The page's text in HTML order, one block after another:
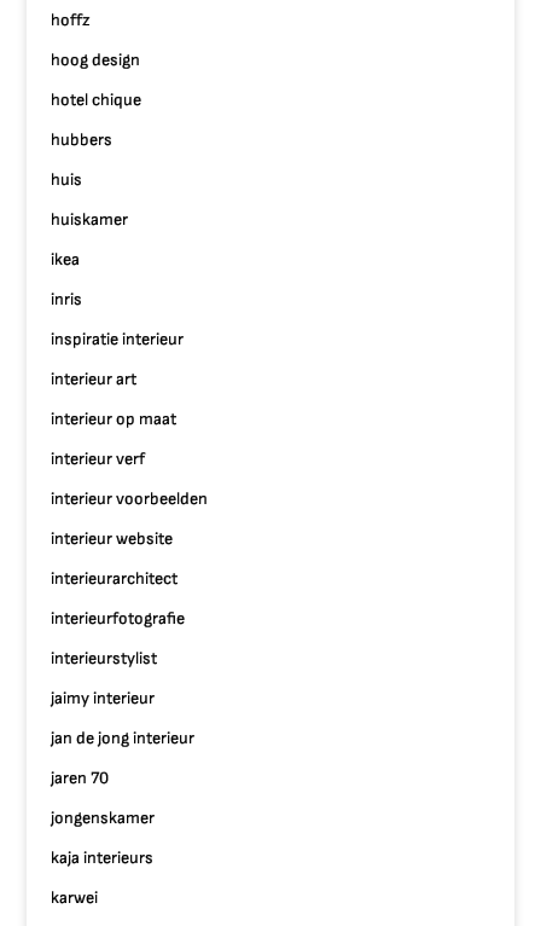
hoffz
hoog design
hotel chique
hubbers
huis
huiskamer
ikea
inris
inspiratie interieur
interieur art
interieur op maat
interieur verf
interieur voorbeelden
interieur website
interieurarchitect
interieurfotografie
interieurstylist
jaimy interieur
jan de jong interieur
jaren 70
jongenskamer
kaja interieurs
karwei